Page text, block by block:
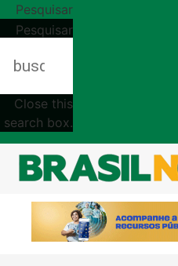
Pesquisar
Pesquisar
Close this
search box.